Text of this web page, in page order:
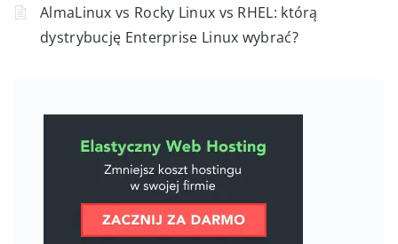
AlmaLinux vs Rocky Linux vs RHEL: którą
dystrybucję Enterprise Linux wybrać?